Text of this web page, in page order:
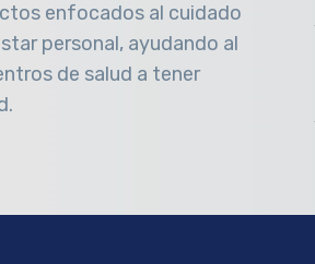
enfocados al cuidado
personal, ayudando al
de salud a tener